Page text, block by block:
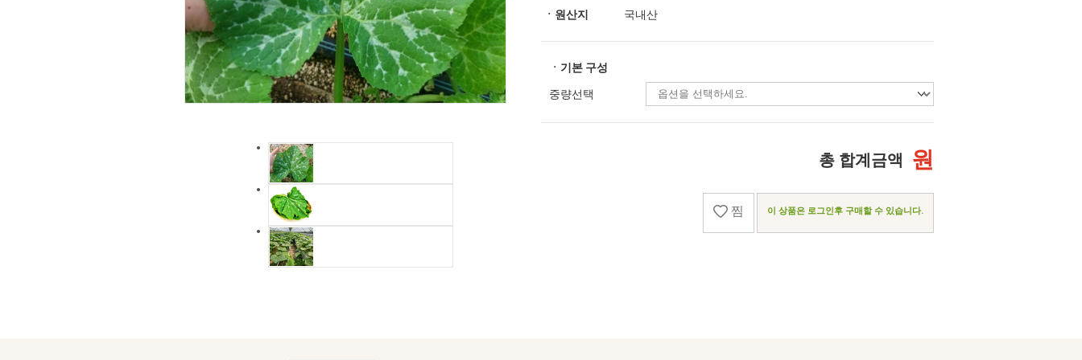
ㆍ원산지 국내산
ㆍ기본 구성
중량선택
총 합계금액 원
찜 이 상품은 로그인후 구매할 수 있습니다.